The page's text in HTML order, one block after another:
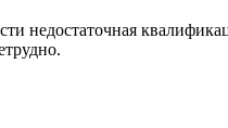
недостаточная